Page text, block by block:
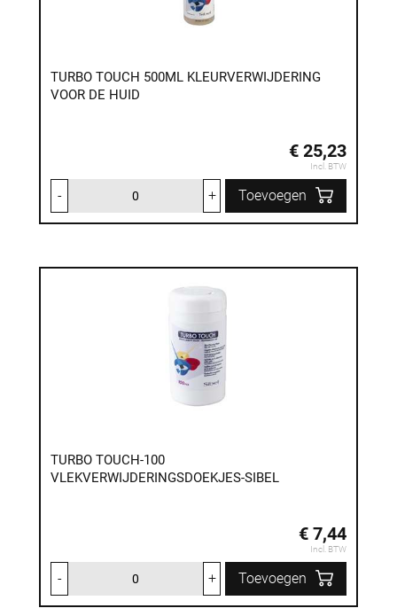
TURBO TOUCH 500ML KLEURVERWIJDERING
VOOR DE HUID
€ 25,23
Incl. BTW
- + Toevoegen
TURBO TOUCH-100
VLEKVERWIJDERINGSDOEKJES-SIBEL
€ 7,44
Incl. BTW
- + Toevoegen